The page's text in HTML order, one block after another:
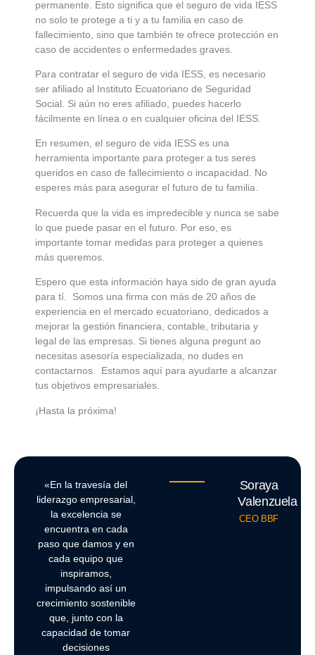
permanente. Esto significa que el seguro de vida IESS
no solo te protege a ti y a tu familia en caso de
fallecimiento, sino que también te ofrece protección en
caso de accidentes o enfermedades graves.
Para contratar el seguro de vida IESS, es necesario
ser afiliado al Instituto Ecuatoriano de Seguridad
Social. Si aún no eres afiliado, puedes hacerlo
fácilmente en línea o en cualquier oficina del IESS.
En resumen, el seguro de vida IESS es una
herramienta importante para proteger a tus seres
queridos en caso de fallecimiento o incapacidad. No
esperes más para asegurar el futuro de tu familia.
Recuerda que la vida es impredecible y nunca se sabe
lo que puede pasar en el futuro. Por eso, es
importante tomar medidas para proteger a quienes
más queremos.
Espero que esta información haya sido de gran ayuda
para tí. Somos una firma con más de 20 años de
experiencia en el mercado ecuatoriano, dedicados a
mejorar la gestión financiera, contable, tributaria y
legal de las empresas. Si tienes alguna pregunt ao
necesitas asesoría especializada, no dudes en
contactarnos. Estamos aquí para ayudarte a alcanzar
tus objetivos empresariales.
¡Hasta la próxima!
«En la travesía del
liderazgo empresarial,
la excelencia se
encuentra en cada
paso que damos y en
cada equipo que
inspiramos,
impulsando así un
crecimiento sostenible
que, junto con la
capacidad de tomar
decisiones
Soraya
Valenzuela
CEO BBF